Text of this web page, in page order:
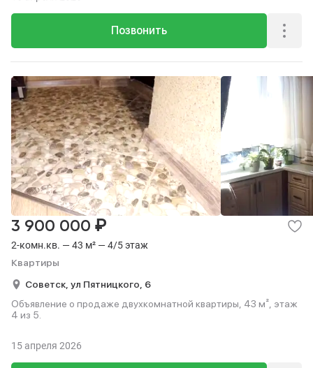
Позвонить
2-комн.кв. — 43 м² — 4/5 этаж
Квартиры
3 900 000 ₽
Советск, ул Пятницкого, 6
Объявление о продаже двухкомнатной квартиры, 43 м², этаж
4 из 5.
15 апреля 2026